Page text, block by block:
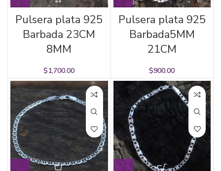
Pulsera plata 925
Barbada 23CM
8MM
$1,700.00
Pulsera plata 925
Barbada5MM
21CM
$900.00